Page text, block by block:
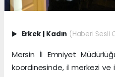
Erkek | Kadın (Haberi Sesli
Mersin İl Emniyet
koordinesinde, il merkezi